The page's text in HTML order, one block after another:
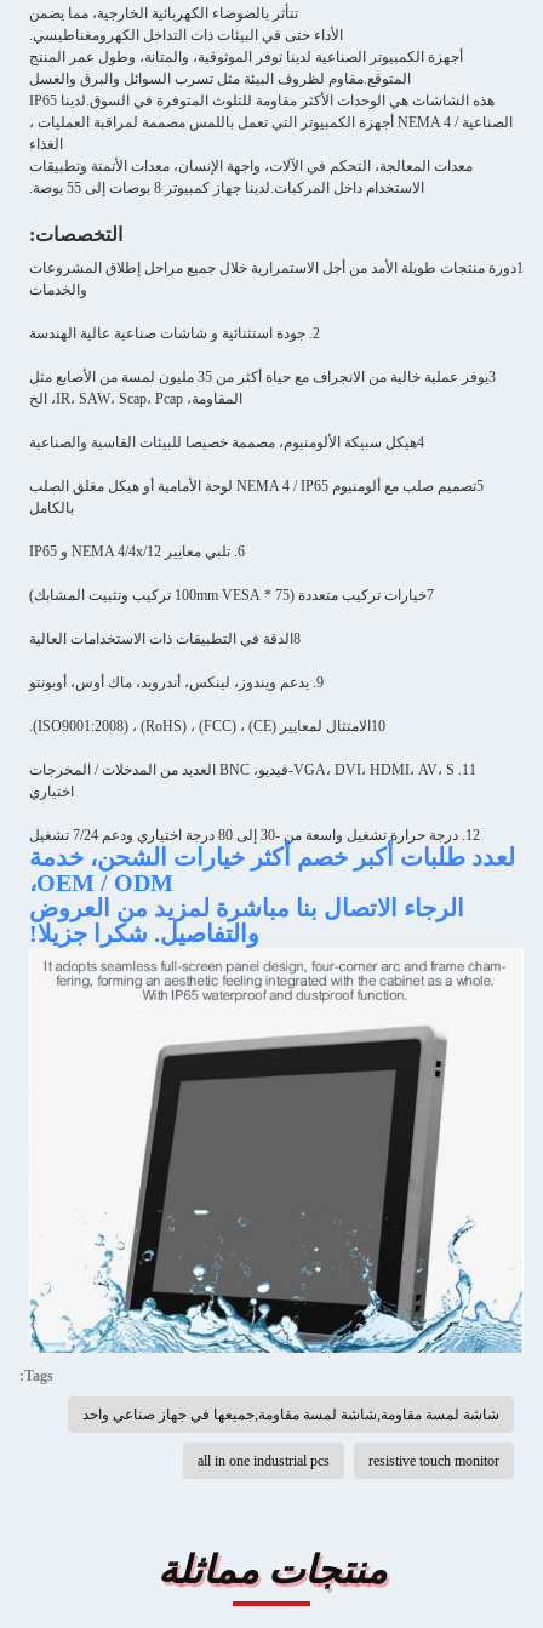
تتأثر بالضوضاء الكهربائية الخارجية، مما يضمن
الأداء حتى في البيئات ذات التداخل الكهرومغناطيسي.
أجهزة الكمبيوتر الصناعية لدينا توفر الموثوقية، والمتانة، وطول عمر المنتج
المتوقع.مقاوم لظروف البيئة مثل تسرب السوائل والبرق والغسل
هذه الشاشات هي الوحدات الأكثر مقاومة للتلوث المتوفرة في السوق.
لدينا IP65
الصناعية / NEMA 4 أجهزة الكمبيوتر التي تعمل باللمس مصممة لمراقبة العمليات ،
الغذاء
معدات المعالجة، التحكم في الآلات، واجهة الإنسان، معدات الأتمتة وتطبيقات
الاستخدام داخل المركبات.لدينا جهاز كمبيوتر 8 بوصات إلى 55 بوصة.
التخصصات:
1دورة منتجات طويلة الأمد من أجل الاستمرارية خلال جميع مراحل إطلاق المشروعات
والخدمات
2. جودة استثنائية و شاشات صناعية عالية الهندسة
3يوفر عملية خالية من الانجراف مع حياة أكثر من 35 مليون لمسة من الأصابع مثل
المقاومة، IR، SAW، Scap، Pcap، الخ
4هيكل سبيكة الألومنيوم، مصممة خصيصا للبيئات القاسية والصناعية
5تصميم صلب مع ألومنيوم NEMA 4 / IP65 لوحة الأمامية أو هيكل مغلق الصلب
بالكامل
6. تلبي معايير NEMA 4/4x/12 و IP65
7خيارات تركيب متعددة (75 * 100mm VESA تركيب وتثبيت المشابك)
8الدقة في التطبيقات ذات الاستخدامات العالية
9. يدعم ويندوز، لينكس، أندرويد، ماك أوس، أوبونتو
10الامتثال لمعايير (CE) ، (FCC) ، (RoHS) ، (ISO9001:2008).
11. VGA، DVI، HDMI، AV، S-فيديو، BNC العديد من المدخلات / المخرجات
اختياري
12. درجة حرارة تشغيل واسعة من -30 إلى 80 درجة اختياري ودعم 7/24 تشغيل
لعدد طلبات أكبر خصم أكثر خيارات الشحن، خدمة
OEM / ODM،
الرجاء الاتصال بنا مباشرة لمزيد من العروض
والتفاصيل. شكرا جزيلا!
Tags:
شاشة لمسة مقاومة,شاشة لمسة مقاومة,جميعها في جهاز صناعي واحد
resistive touch monitor
all in one industrial pcs
منتجات مماثلة